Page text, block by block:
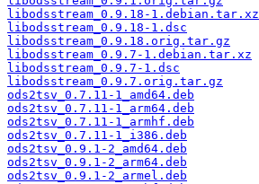
libodsstream_0.9.18-1.debian.tar.xz
libodsstream_0.9.18-1.dsc
libodsstream_0.9.18.orig.tar.gz
libodsstream_0.9.7-1.debian.tar.xz
libodsstream_0.9.7-1.dsc
libodsstream_0.9.7.orig.tar.gz
ods2tsv_0.7.11-1_amd64.deb
ods2tsv_0.7.11-1_arm64.deb
ods2tsv_0.7.11-1_armhf.deb
ods2tsv_0.7.11-1_i386.deb
ods2tsv_0.9.1-2_amd64.deb
ods2tsv_0.9.1-2_arm64.deb
ods2tsv_0.9.1-2_armel.deb